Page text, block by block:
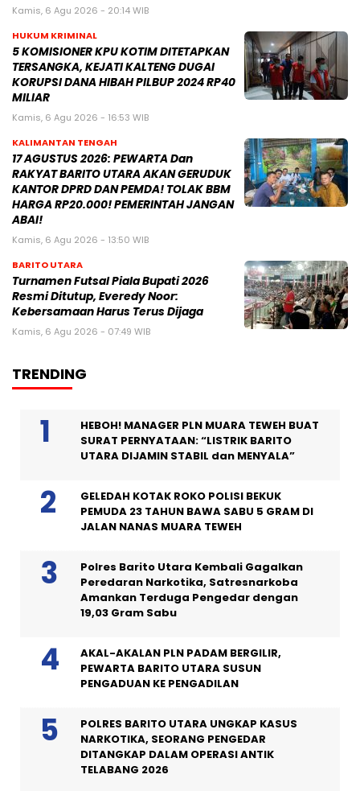
Kamis, 6 Agu 2026 - 20:14 WIB
HUKUM KRIMINAL
5 KOMISIONER KPU KOTIM DITETAPKAN
TERSANGKA, KEJATI KALTENG DUGAI
KORUPSI DANA HIBAH PILBUP 2024 RP40
MILIAR
Kamis, 6 Agu 2026 - 16:53 WIB
KALIMANTAN TENGAH
17 AGUSTUS 2026: PEWARTA Dan
RAKYAT BARITO UTARA AKAN GERUDUK
KANTOR DPRD DAN PEMDA! TOLAK BBM
HARGA RP20.000! PEMERINTAH JANGAN
ABAI!
Kamis, 6 Agu 2026 - 13:50 WIB
BARITO UTARA
Turnamen Futsal Piala Bupati 2026
Resmi Ditutup, Everedy Noor:
Kebersamaan Harus Terus Dijaga
Kamis, 6 Agu 2026 - 07:49 WIB
TRENDING
HEBOH! MANAGER PLN MUARA TEWEH BUAT
SURAT PERNYATAAN: “LISTRIK BARITO
UTARA DIJAMIN STABIL dan MENYALA”
GELEDAH KOTAK ROKO POLISI BEKUK
PEMUDA 23 TAHUN BAWA SABU 5 GRAM DI
JALAN NANAS MUARA TEWEH
Polres Barito Utara Kembali Gagalkan
Peredaran Narkotika, Satresnarkoba
Amankan Terduga Pengedar dengan
19,03 Gram Sabu
AKAL-AKALAN PLN PADAM BERGILIR,
PEWARTA BARITO UTARA SUSUN
PENGADUAN KE PENGADILAN
POLRES BARITO UTARA UNGKAP KASUS
NARKOTIKA, SEORANG PENGEDAR
DITANGKAP DALAM OPERASI ANTIK
TELABANG 2026